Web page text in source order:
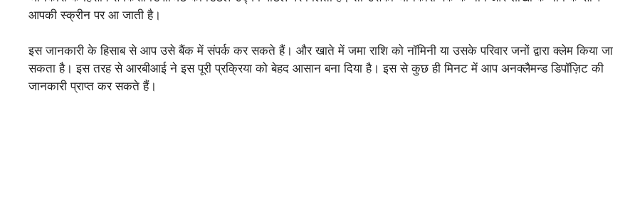
आपकी स्क्रीन पर आ जाती है।
इस जानकारी के हिसाब से आप उसे बैंक में संपर्क कर सकते हैं। और खाते में जमा राशि को नॉमिनी या उसके परिवार जनों द्वारा क्लेम किया जा
सकता है। इस तरह से आरबीआई ने इस पूरी प्रक्रिया को बेहद आसान बना दिया है। इस से कुछ ही मिनट में आप अनक्लैमन्ड डिपॉज़िट की
जानकारी प्राप्त कर सकते हैं।